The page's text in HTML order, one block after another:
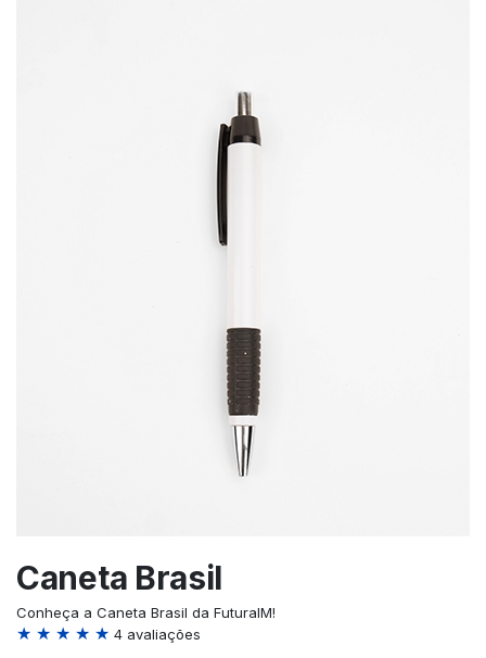
Caneta Brasil
Conheça a Caneta Brasil da FuturaIM!
★ ★ ★ ★ ★ 4 avaliações